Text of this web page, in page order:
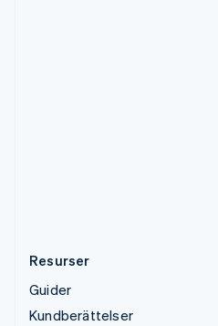
Resurser
Guider
Kundberättelser